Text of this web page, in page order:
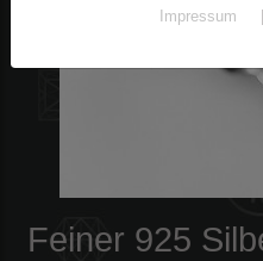
Feiner 925
Impressum